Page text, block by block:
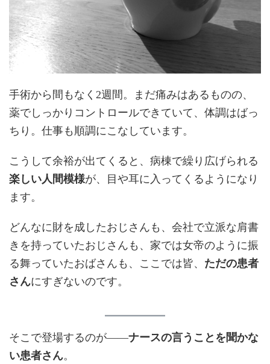
手術から間もなく2週間。まだ痛みはあるものの、
薬でしっかりコントロールできていて、体調はばっ
ちり。仕事も順調にこなしています。
こうして余裕が出てくると、病棟で繰り広げられる
楽しい人間模様が、目や耳に入ってくるようになり
ます。
どんなに財を成したおじさんも、会社で立派な肩書
きを持っていたおじさんも、家では女帝のように振
る舞っていたおばさんも、ここでは皆、 ただの患者
さんにすぎないのです。
そこで登場するのが――ナースの言うことを聞かな
い患者さん。